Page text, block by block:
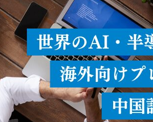
。遠距離まで届く
ャ […]